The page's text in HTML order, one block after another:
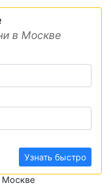
в Москве
Узнать быстро
Москве